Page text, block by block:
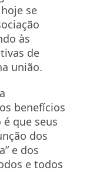
se
às
de
união.
benefícios
que seus
dos
e dos
e todos